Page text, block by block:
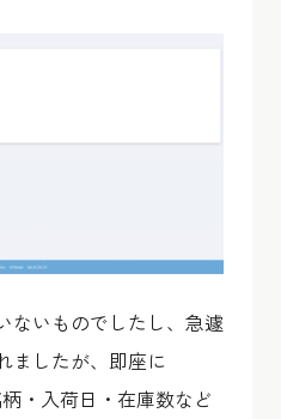
ないものでしたし、急遽
ましたが、即座に
・入荷日・在庫数など